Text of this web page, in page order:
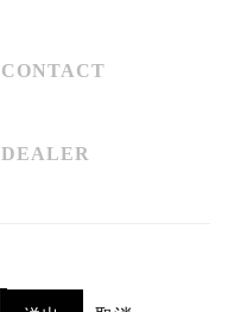
CONTACT
DEALER